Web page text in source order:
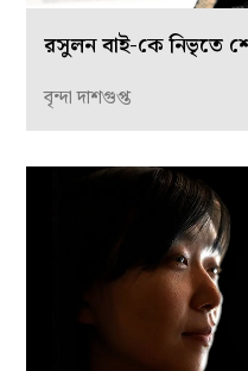
রসুলন বাই-কে নিভৃতে
বৃন্দা দাশগুপ্ত